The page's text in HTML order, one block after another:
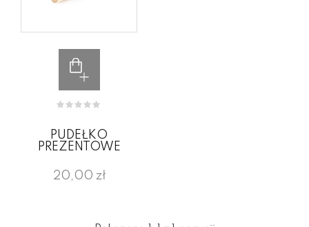
PUDEŁKO
PREZENTOWE
20,00 zł